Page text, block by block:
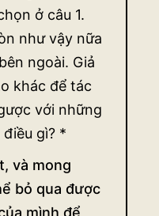
ở câu 1.
như vậy nữa
ngoài. Giả
khác để tác
với những
gì? *
và mong
bỏ qua được
mình để